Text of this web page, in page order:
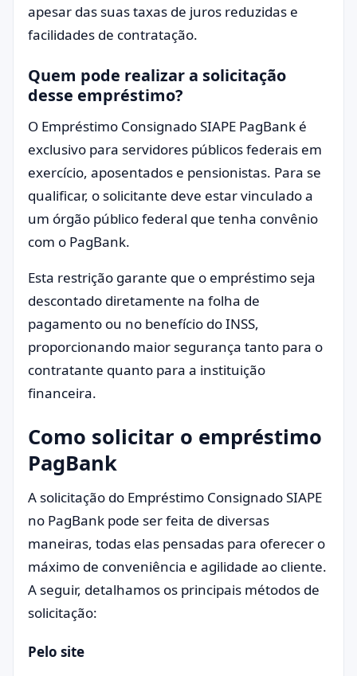
apesar das suas taxas de juros reduzidas e
facilidades de contratação.
Quem pode realizar a solicitação
desse empréstimo?
O Empréstimo Consignado SIAPE PagBank é
exclusivo para servidores públicos federais em
exercício, aposentados e pensionistas. Para se
qualificar, o solicitante deve estar vinculado a
um órgão público federal que tenha convênio
com o PagBank.
Esta restrição garante que o empréstimo seja
descontado diretamente na folha de
pagamento ou no benefício do INSS,
proporcionando maior segurança tanto para o
contratante quanto para a instituição
financeira.
Como solicitar o empréstimo
PagBank
A solicitação do Empréstimo Consignado SIAPE
no PagBank pode ser feita de diversas
maneiras, todas elas pensadas para oferecer o
máximo de conveniência e agilidade ao cliente.
A seguir, detalhamos os principais métodos de
solicitação:
Pelo site